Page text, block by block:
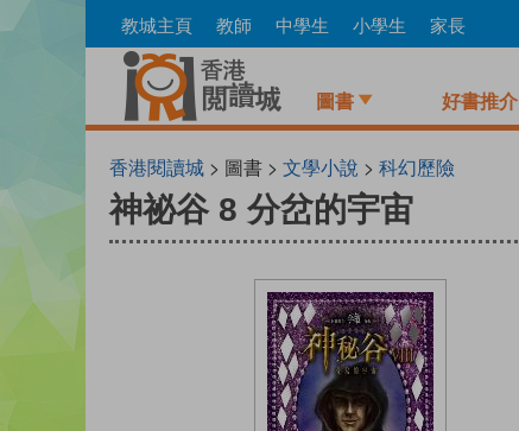
to
教城主頁 教師 中學生 小學生 家長
圖書 好書推介
香港閱讀城 > 圖書 > 文學小說 > 科幻歷險
神祕谷 8 分岔的宇宙